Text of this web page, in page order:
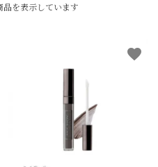
員登録
を表示しています
favorite